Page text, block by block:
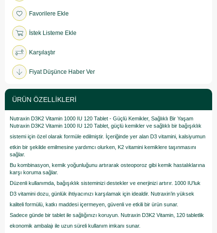
Favorilere Ekle
İstek Listeme Ekle
Karşılaştır
Fiyat Düşünce Haber Ver
ÜRÜN ÖZELLIKLERI
Nutraxin D3K2 Vitamin 1000 IU 120 Tablet - Güçlü Kemikler, Sağlıklı Bir Yaşam
Nutraxin D3K2 Vitamin 1000 IU 120 Tablet, güçlü kemikler ve sağlıklı bir bağışıklık
sistemi için özel olarak formüle edilmiştir. İçeriğinde yer alan D3 vitamini, kalsiyumun
etkin bir şekilde emilmesine yardımcı olurken, K2 vitamini kemiklere taşınmasını
sağlar.
Bu kombinasyon, kemik yoğunluğunu artırarak osteoporoz gibi kemik hastalıklarına
karşı koruma sağlar.
Düzenli kullanımda, bağışıklık sisteminizi destekler ve enerjinizi artırır. 1000 IU'luk
D3 vitamini dozu, günlük ihtiyacınızı karşılamak için idealdir. Nutraxin’in yüksek
kaliteli formülü, katkı maddesi içermeyen, güvenli ve etkili bir ürün sunar.
Sadece günde bir tablet ile sağlığınızı koruyun. Nutraxin D3K2 Vitamin, 120 tabletlik
ekonomik ambalajı ile uzun süreli kullanım imkanı sunar.